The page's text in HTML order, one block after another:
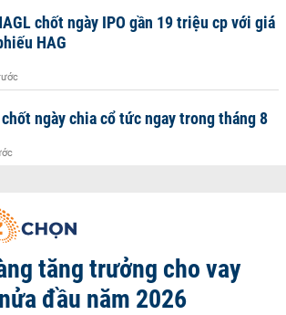
chốt ngày IPO gần 19 triệu cp với giá
HAG
ngày chia cổ tức ngay trong tháng 8
tăng trưởng cho vay
đầu năm 2026